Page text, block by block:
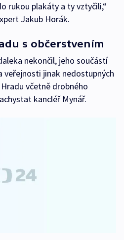
rukou plakáty a ty vztyčili,“
Jakub Horák.
s občerstvením
nekončil, jeho součástí
veřejnosti jinak nedostupných
včetně drobného
kancléř Mynář.